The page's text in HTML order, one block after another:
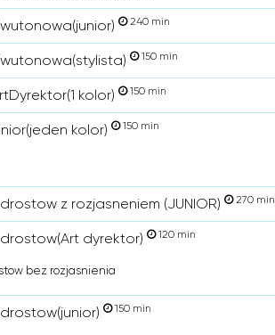
240 min
150 min
kolor) 150 min
kolor) 150 min
z rozjasneniem (JUNIOR) 270 min
dyrektor) 120 min
bez rozjasnienia
150 min